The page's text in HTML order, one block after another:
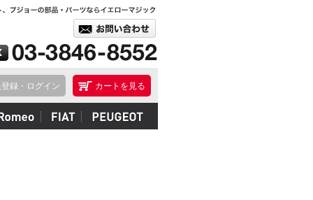
カートを見る
録・ログイン